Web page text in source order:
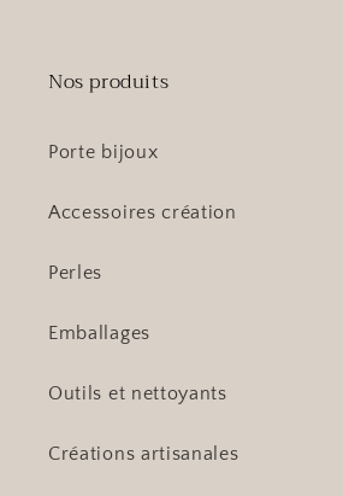
Nos produits
Porte bijoux
Accessoires création
Perles
Emballages
Outils et nettoyants
Créations artisanales